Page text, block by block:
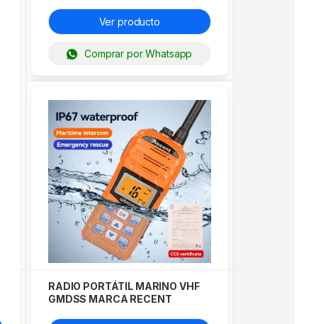
Ver producto
Comprar por Whatsapp
RADIO PORTÁTIL MARINO VHF
GMDSS MARCA RECENT